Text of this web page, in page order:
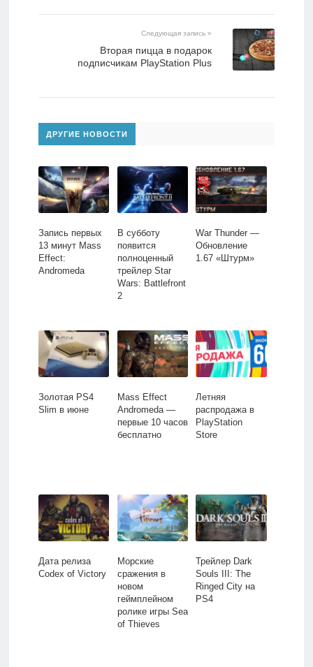
Следующая запись »
Вторая пицца в подарок
подписчикам PlayStation Plus
ДРУГИЕ НОВОСТИ
Запись первых
13 минут Mass
Effect:
Andromeda
В субботу
появится
полноценный
трейлер Star
Wars: Battlefront
2
War Thunder —
Обновление
1.67 «Штурм»
Золотая PS4
Slim в июне
Mass Effect
Andromeda —
первые 10 часов
бесплатно
Летняя
распродажа в
PlayStation
Store
Дата релиза
Codex of Victory
Морские
сражения в
новом
геймплейном
ролике игры Sea
of Thieves
Трейлер Dark
Souls III: The
Ringed City на
PS4